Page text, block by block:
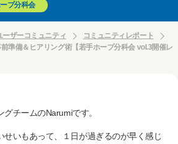
プ分科会
ーザーコミュニティ
コミュニティレポート
準備＆ヒアリング術【若手ホープ分科会 vol.3開催レ
チームのNarumiです。
せいもあって、１日が過ぎるのが早く感じ